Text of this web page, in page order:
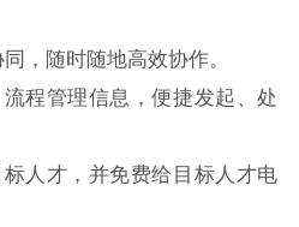
，随时随地高效协作。
程管理信息，便捷发起、处
人才，并免费给目标人才电